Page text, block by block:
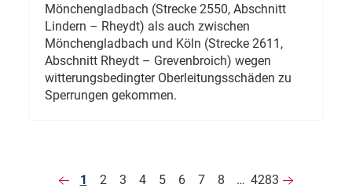
Mönchengladbach (Strecke 2550, Abschnitt
Lindern – Rheydt) als auch zwischen
Mönchengladbach und Köln (Strecke 2611,
Abschnitt Rheydt – Grevenbroich) wegen
witterungsbedingter Oberleitungsschäden zu
Sperrungen gekommen.
1 2 3 4 5 6 7 8 … 4283